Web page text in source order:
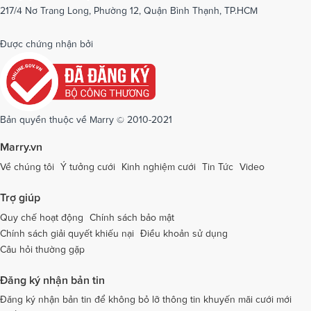
Dịch vụ cưới tại Phú Yên Dịch vụ cưới tại Phú Thọ
Dịch vụ cưới tại Quảng Bình
Dịch vụ cưới tại Quảng Ngãi
Dịch vụ cưới tại Quảng Ninh
Dịch vụ cưới tại Sóc Trăng Dịch vụ cưới tại Sơn La
Dịch vụ cưới tại Thái Bình Dịch vụ cưới tại Thanh Hóa
Dịch vụ cưới tại Thừa Thiên - Huế
Dịch vụ cưới tại An Giang Dịch vụ cưới tại Trà Vinh
Dịch vụ cưới tại Tuyên Quang Dịch vụ cưới tại Vĩnh Long
Dịch vụ cưới tại Bà Rịa - Vũng TàuDịch vụ cưới tại Bắc Giang
217/4 Nơ Trang Long, Phường 12, Quận Bình Thạnh, TP.HCM
Được chứng nhận bởi
Bản quyền thuộc về Marry © 2010-2021
Marry.vn
Về chúng tôi Ý tưởng cưới Kinh nghiệm cưới Tin Tức Video
Trợ giúp
Quy chế hoạt động
Chính sách bảo mật
Chính sách giải quyết khiếu nại Điều khoản sử dụng
Câu hỏi thường gặp
Đăng ký nhận bản tin
Đăng ký nhận bản tin để không bỏ lỡ thông tin khuyến mãi cưới mới